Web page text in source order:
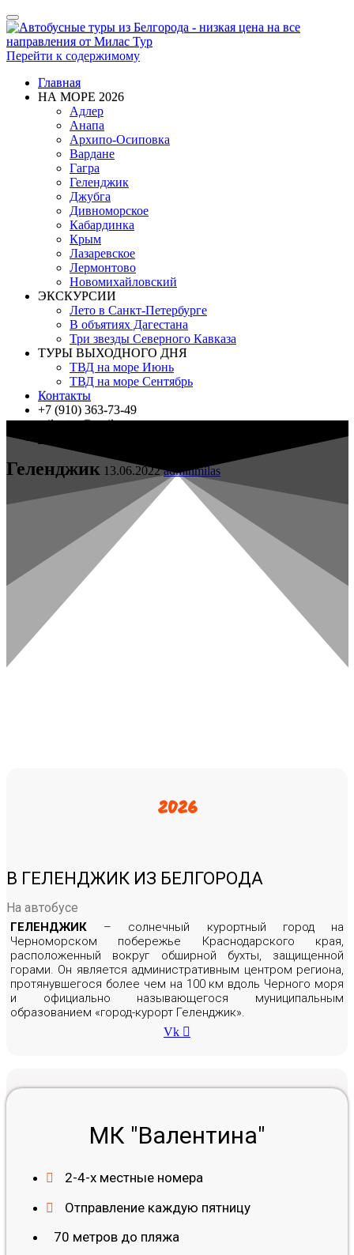
Показать/
Скрыть
навигацию
Перейти к содержимому
Главная
НА МОРЕ 2026
Адлер
Анапа
Архипо-Осиповка
Вардане
Гагра
Геленджик
Джубга
Дивноморское
Кабардинка
Крым
Лазаревское
Лермонтово
Новомихайловский
ЭКСКУРСИИ
Лето в Санкт-Петербурге
В объятиях Дагестана
Три звезды Северного Кавказа
ТУРЫ ВЫХОДНОГО ДНЯ
ТВД на море Июнь
ТВД на море Сентябрь
Контакты
+7 (910) 363-73-49
milas.tur@mail.ru
Геленджик 13.06.2022 adminmilas
2026
В ГЕЛЕНДЖИК ИЗ БЕЛГОРОДА
На автобусе
ГЕЛЕНДЖИК – солнечный курортный город на
Черноморском побережье Краснодарского края,
расположенный вокруг обширной бухты, защищенной
горами. Он является административным центром региона,
протянувшегося более чем на 100 км вдоль Черного моря
и официально называющегося муниципальным
образованием «город-курорт Геленджик».
Vk
МК "Валентина"
2-4-х местные номера
Отправление каждую пятницу
70 метров до пляжа